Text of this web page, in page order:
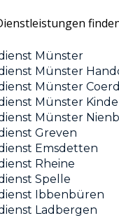
Münster
Münster
Münster
Münster
Münster
Greven
Emsdetten
Rheine
Spelle
Ibbenbüren
Ladbergen